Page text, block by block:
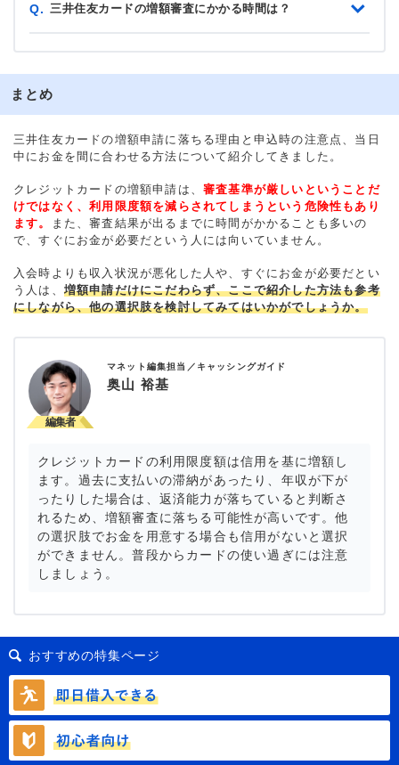
Q. 三井住友カードの増額審査にかかる時間は？
まとめ
三井住友カードの増額申請に落ちる理由と申込時の注意点、当日
中にお金を間に合わせる方法について紹介してきました。
クレジットカードの増額申請は、 審査基準が厳しいということだ
けではなく、利用限度額を減らされてしまうという危険性もあり
ます。
また、審査結果が出るまでに時間がかかることも多いの
で、すぐにお金が必要だという人には向いていません。
入会時よりも収入状況が悪化した人や、すぐにお金が必要だとい
う人は、 増額申請だけにこだわらず、ここで紹介した方法も参考
にしながら、他の選択肢を検討してみてはいかがでしょうか。
マネット編集担当／キャッシングガイド
奥山 裕基
クレジットカードの利用限度額は信用を基に増額し
ます。過去に支払いの滞納があったり、年収が下が
ったりした場合は、返済能力が落ちていると判断さ
れるため、増額審査に落ちる可能性が高いです。他
の選択肢でお金を用意する場合も信用がないと選択
ができません。普段からカードの使い過ぎには注意
しましょう。
おすすめの特集ページ